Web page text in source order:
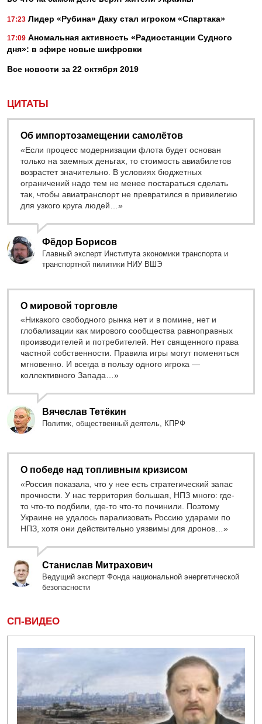
17:23 Лидер «Рубина» Даку стал игроком «Спартака»
17:09 Аномальная активность «Радиостанции Судного
дня»: в эфире новые шифровки
Все новости за 22 октября 2019
ЦИТАТЫ
Об импортозамещении самолётов
«Если процесс модернизации флота будет основан
только на заемных деньгах, то стоимость авиабилетов
возрастет значительно. В условиях бюджетных
ограничений надо тем не менее постараться сделать
так, чтобы авиатранспорт не превратился в привилегию
для узкого круга людей…»
Фёдор Борисов
Главный эксперт Института экономики транспорта и
транспортной пилитики НИУ ВШЭ
О мировой торговле
«Никакого свободного рынка нет и в помине, нет и
глобализации как мирового сообщества равноправных
производителей и потребителей. Нет священного права
частной собственности. Правила игры могут поменяться
мгновенно. И всегда в пользу одного игрока —
коллективного Запада…»
Вячеслав Тетёкин
Политик, общественный деятель, КПРФ
О победе над топливным кризисом
«Россия показала, что у нее есть стратегический запас
прочности. У нас территория большая, НПЗ много: где-
то что-то подбили, где-то что-то починили. Поэтому
Украине не удалось парализовать Россию ударами по
НПЗ, хотя они действительно уязвимы для дронов…»
Станислав Митрахович
Ведущий эксперт Фонда национальной энергетической
безопасности
СП-ВИДЕО